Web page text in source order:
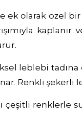
ek olarak özel
leblebi
Renkli şekerli
çeşitli renklerle